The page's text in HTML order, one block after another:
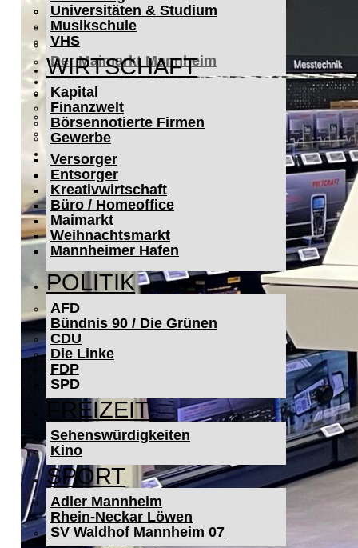
Universitäten & Studium
Musikschule
VHS
WIRTSCHAFT
Kapital
Finanzwelt
Börsennotierte Firmen
Gewerbe
Versorger
Entsorger
Kreativwirtschaft
Büro / Homeoffice
Maimarkt
Weihnachtsmarkt
Mannheimer Hafen
POLITIK
AFD
Bündnis 90 / Die Grünen
CDU
Die Linke
FDP
SPD
FREIZEIT
Sehenswürdigkeiten
Kino
SPORT
Adler Mannheim
Rhein-Neckar Löwen
SV Waldhof Mannheim 07
Der Mannheimer Wasserturm
Das Technoseum Mannheim
Die Alte Feuerwache
Der Maimarkt Mannheim
LESERBRIEFE
ARCHIV
Das Neueste
Leitartikel
WERBUNG